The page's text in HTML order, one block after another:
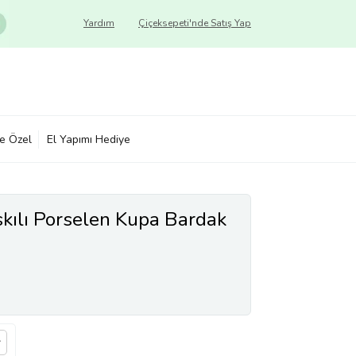
Çiçeksepeti'nde Satış Yap
Yardım
Özel El Yapımı Hediye
Porselen Kupa Bardak